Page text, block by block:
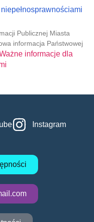
Publicznej Miasta
informacja Państwowej
informacje dla
Instagram